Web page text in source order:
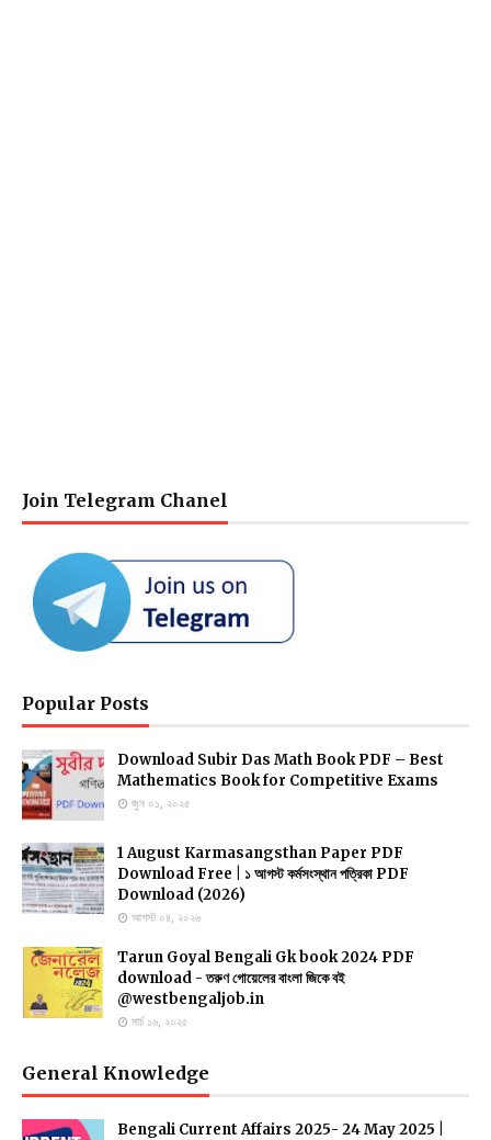
Join Telegram Chanel
Popular Posts
Download Subir Das Math Book PDF – Best
Mathematics Book for Competitive Exams
জুন ০১, ২০২৫
1 August Karmasangsthan Paper PDF
Download Free | ১ আগস্ট কর্মসংস্থান পত্রিকা PDF
Download (2026)
আগস্ট ০৪, ২০২৬
Tarun Goyal Bengali Gk book 2024 PDF
download - তরুণ গোয়েলের বাংলা জিকে বই
@westbengaljob.in
মার্চ ১৬, ২০২৫
General Knowledge
Bengali Current Affairs 2025- 24 May 2025 |